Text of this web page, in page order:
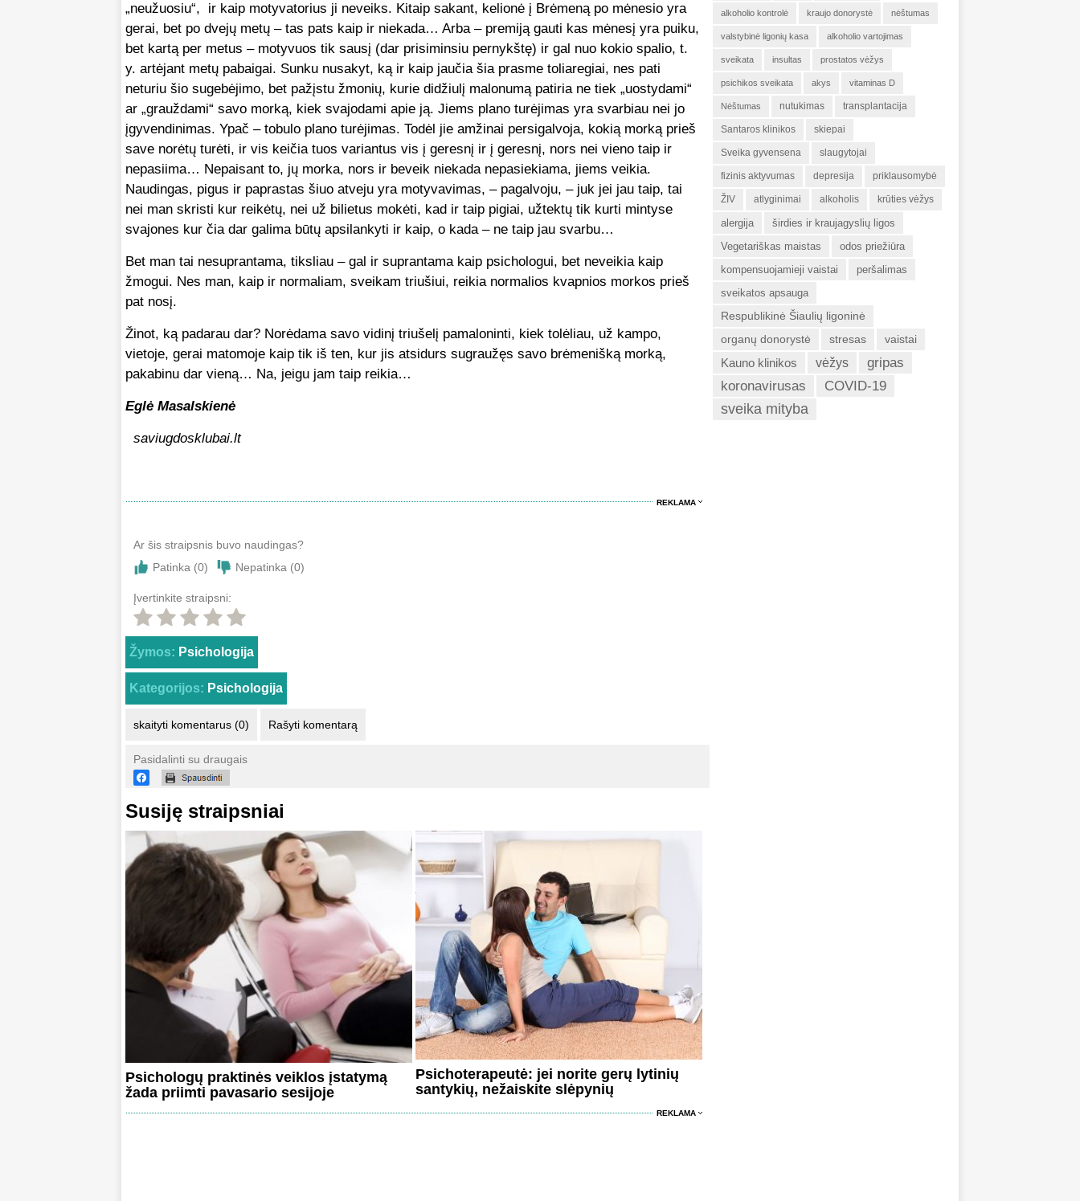
„neužuosiu“, ir kaip motyvatorius ji neveiks. Kitaip sakant, kelionė į Brėmeną po mėnesio yra
gerai, bet po dvejų metų – tas pats kaip ir niekada… Arba – premiją gauti kas mėnesį yra puiku,
bet kartą per metus – motyvuos tik sausį (dar prisiminsiu pernykštę) ir gal nuo kokio spalio, t.
y. artėjant metų pabaigai. Sunku nusakyt, ką ir kaip jaučia šia prasme toliaregiai, nes pati
neturiu šio sugebėjimo, bet pažįstu žmonių, kurie didžiulį malonumą patiria ne tiek „uostydami“
ar „grauždami“ savo morką, kiek svajodami apie ją. Jiems plano turėjimas yra svarbiau nei jo
įgyvendinimas. Ypač – tobulo plano turėjimas. Todėl jie amžinai persigalvoja, kokią morką prieš
save norėtų turėti, ir vis keičia tuos variantus vis į geresnį ir į geresnį, nors nei vieno taip ir
nepasiima… Nepaisant to, jų morka, nors ir beveik niekada nepasiekiama, jiems veikia.
Naudingas, pigus ir paprastas šiuo atveju yra motyvavimas, – pagalvoju, – juk jei jau taip, tai
nei man skristi kur reikėtų, nei už bilietus mokėti, kad ir taip pigiai, užtektų tik kurti mintyse
svajones kur čia dar galima būtų apsilankyti ir kaip, o kada – ne taip jau svarbu…
Bet man tai nesuprantama, tiksliau – gal ir suprantama kaip psichologui, bet neveikia kaip
žmogui. Nes man, kaip ir normaliam, sveikam triušiui, reikia normalios kvapnios morkos prieš
pat nosį.
Žinot, ką padarau dar? Norėdama savo vidinį triušelį pamaloninti, kiek tolėliau, už kampo,
vietoje, gerai matomoje kaip tik iš ten, kur jis atsidurs sugraužęs savo brėmenišką morką,
pakabinu dar vieną… Na, jeigu jam taip reikia…
Eglė Masalskienė
saviugdosklubai.lt
REKLAMA
Ar šis straipsnis buvo naudingas?
Patinka (0) Nepatinka (0)
Įvertinkite straipsni:
Žymos: Psichologija
Kategorijos: Psichologija
skaityti komentarus (0) Rašyti komentarą
Pasidalinti su draugais
Susiję straipsniai
Psichologų praktinės veiklos įstatymą
žada priimti pavasario sesijoje
Psichoterapeutė: jei norite gerų lytinių
santykių, nežaiskite slėpynių
REKLAMA
alkoholio kontrolė kraujo donorystė nėštumas
valstybinė ligonių kasa alkoholio vartojimas
sveikata insultas prostatos vėžys
psichikos sveikata akys vitaminas D
Nėštumas nutukimas transplantacija
Santaros klinikos skiepai
Sveika gyvensena slaugytojai
fizinis aktyvumas depresija priklausomybė
ŽIV atlyginimai alkoholis krūties vėžys
alergija
širdies ir kraujagyslių ligos
Vegetariškas maistas
odos priežiūra
kompensuojamieji vaistai
peršalimas
sveikatos apsauga
Respublikinė Šiaulių ligoninė
organų donorystė
stresas vaistai
Kauno klinikos vėžys
gripas
koronavirusas
COVID-19
sveika mityba